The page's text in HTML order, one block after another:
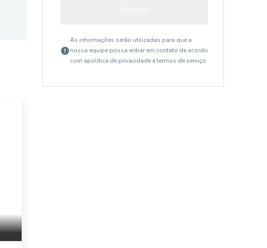
As informações serão utilizadas para que a
nossa equipe possa entrar em contato de acordo
com apolítica de privacidade e termos de serviço